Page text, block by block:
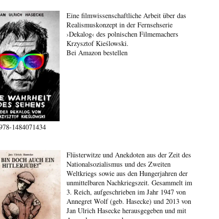
1484071434
Eine filmwissenschaftliche Arbeit über das
Realismuskonzept in der Fernsehserie
›Dekalog‹ des polnischen Filmemachers
Krzysztof Kieślowski.
Bei Amazon bestellen
Flüsterwitze und Anekdoten aus der Zeit des
Nationalsozialismus und des Zweiten
Weltkriegs sowie aus den Hungerjahren der
unmittelbaren Nachkriegszeit. Gesammelt im
3. Reich, aufgeschrieben im Jahr 1947 von
Annegret Wolf (geb. Hasecke) und 2013 von
Jan Ulrich Hasecke herausgegeben und mit